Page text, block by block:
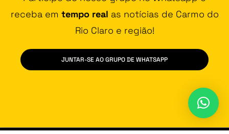
receba em tempo real as notícias de Carmo do
Rio Claro e região!
JUNTAR-SE AO GRUPO DE WHATSAPP